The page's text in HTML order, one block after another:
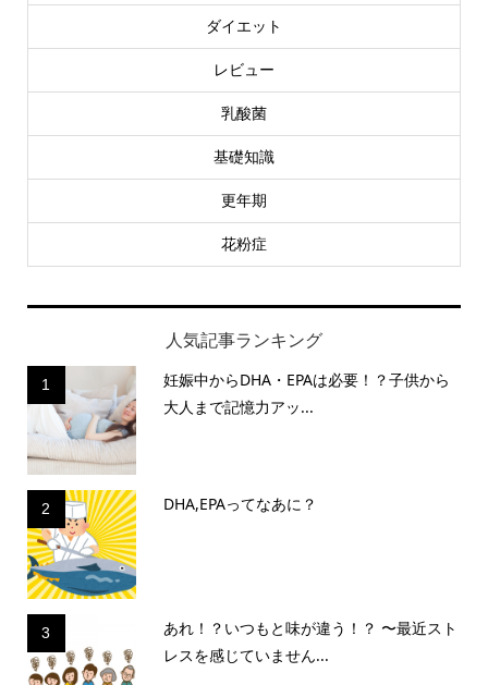
ダイエット
レビュー
乳酸菌
基礎知識
更年期
花粉症
人気記事ランキング
1
妊娠中からDHA・EPAは必要！？子供から
大人まで記憶力アッ...
2 DHA,EPAってなあに？
3
あれ！？いつもと味が違う！？ 〜最近スト
レスを感じていません...